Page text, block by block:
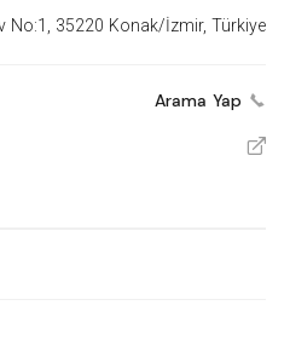
No:1, 35220 Konak/İzmir, Türkiye
Arama Yap
V